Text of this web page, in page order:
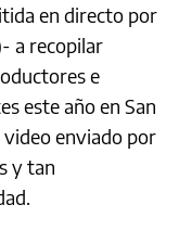
en directo por
a recopilar
e
este año en San
video enviado por
y tan